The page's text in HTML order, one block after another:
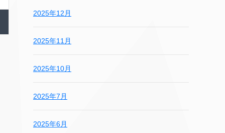
2025年12月
2025年11月
2025年10月
2025年7月
2025年6月